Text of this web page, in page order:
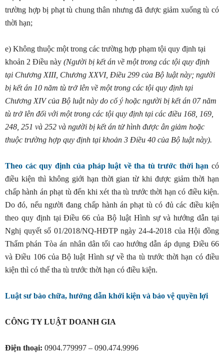
trường hợp bị phạt tù chung thân nhưng đã được giảm xuống tù có
thời hạn;
e) Không thuộc một trong các trường hợp phạm tội quy định tại
khoản 2 Điều này (Người bị kết án về một trong các tội quy định
tại Chương XIII, Chương XXVI, Điều 299 của Bộ luật này; người
bị kết án 10 năm tù trở lên về một trong các tội quy định tại
Chương XIV của Bộ luật này do cố ý hoặc người bị kết án 07 năm
tù trở lên đối với một trong các tội quy định tại các điều 168, 169,
248, 251 và 252 và người bị kết án tử hình được ân giảm hoặc
thuộc trường hợp quy định tại khoản 3 Điều 40 của Bộ luật này).
Theo các quy định của pháp luật về tha tù trước thời hạn có
điều kiện thì không giới hạn thời gian từ khi được giảm thời hạn
chấp hành án phạt tù đến khi xét tha tù trước thời hạn có điều kiện.
Do đó, nếu người đang chấp hành án phạt tù có đủ các điều kiện
theo quy định tại Điều 66 của Bộ luật Hình sự và hướng dẫn tại
Nghị quyết số 01/2018/NQ-HĐTP ngày 24-4-2018 của Hội đồng
Thẩm phán Tòa án nhân dân tối cao hướng dẫn áp dụng Điều 66
và Điều 106 của Bộ luật Hình sự về tha tù trước thời hạn có điều
kiện thì có thể tha tù trước thời hạn có điều kiện.
Luật sư bào chữa, hướng dẫn khởi kiện và bảo vệ quyền lợi
CÔNG TY LUẬT DOANH GIA
Điện thoại: 0904.779997 – 090.474.9996